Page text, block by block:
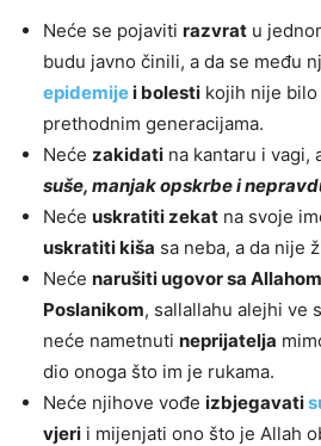
Neće se pojaviti razvrat u
budu javno činili, a da se među
epidemijei bolesti kojih nije
prethodnim generacijama.
Neće zakidati na kantaru i vagi,
suše, manjak opskrbe i
Neće uskratiti zekat na svoje
uskratiti kiša sa neba, a da nije
Neće narušiti ugovor sa
Poslanikom, sallallahu alejhi ve
neće nametnuti neprijatelja
dio onoga što im je rukama.
Neće njihove vođe izbjegavati
vjeri i mijenjati ono što je Allah